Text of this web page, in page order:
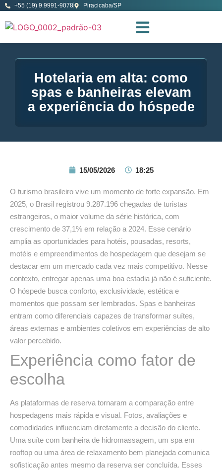
+55 (19) 9.9991-9078 Piracicaba/SP
Hotelaria em alta: como
spas e banheiras elevam
a experiência do hóspede
15/05/2026 18:25
O turismo brasileiro vive um momento de forte expansão. Em
2025, o Brasil registrou 9.287.196 chegadas de turistas
estrangeiros, o maior volume da série histórica, com
crescimento de 37,1% em relação a 2024. Esse cenário
amplia as oportunidades para hotéis, pousadas, resorts,
motéis e empreendimentos de hospedagem que desejam se
destacar em um mercado cada vez mais competitivo. Nesse
contexto, entregar apenas uma boa estadia já não é suficiente.
O hóspede busca conforto, exclusividade, estética e
momentos que possam ser lembrados. Spas e banheiras
entram como diferenciais capazes de transformar suítes,
áreas externas e ambientes coletivos em experiências de alto
valor percebido.
Experiência como fator de
escolha
As plataformas de reserva tornaram a comparação entre
hospedagens mais rápida e visual. Fotos, avaliações e
comodidades influenciam diretamente a decisão do cliente.
Uma suíte com banheira de hidromassagem, um spa em
rooftop ou uma área de relaxamento bem planejada comunica
sofisticação antes mesmo da reserva ser concluída. Esses